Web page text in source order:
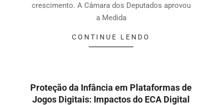
crescimento. A Câmara dos Deputados aprovou
a Medida
CONTINUE LENDO
Proteção da Infância em Plataformas de
Jogos Digitais: Impactos do ECA Digital